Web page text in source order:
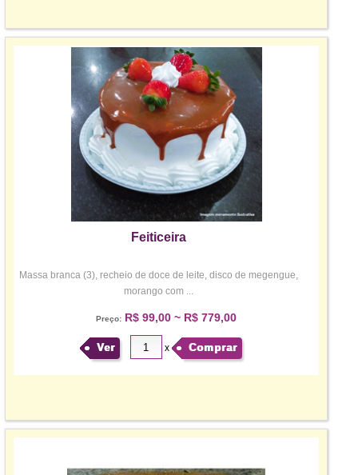
Feiticeira
Massa branca (3), recheio de doce de leite, disco de megengue,
morango com ...
Preço:R$ 99,00 ~ R$ 779,00
Ver x Comprar